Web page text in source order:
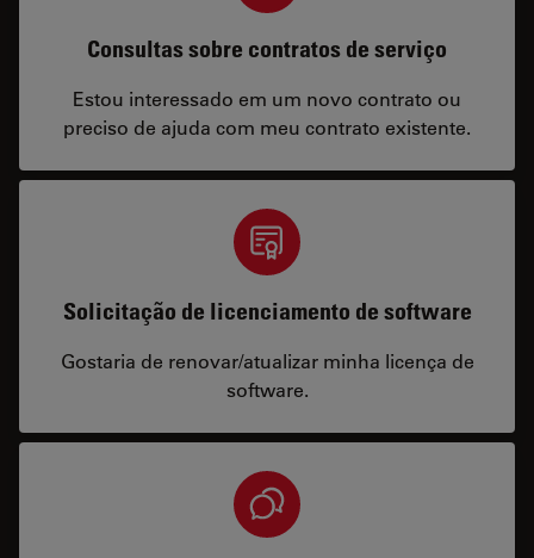
Consultas sobre contratos de serviço
Estou interessado em um novo contrato ou
preciso de ajuda com meu contrato existente.
Solicitação de licenciamento de software
Gostaria de renovar/atualizar minha licença de
software.